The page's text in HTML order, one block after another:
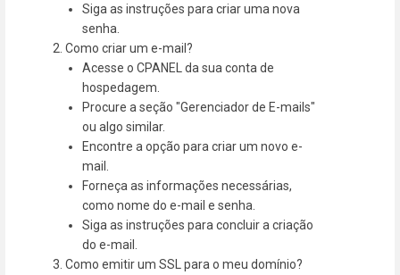
Siga as instruções para criar uma nova
senha.
Como criar um e-mail?
Acesse o CPANEL da sua conta de
hospedagem.
Procure a seção "Gerenciador de E-mails"
ou algo similar.
Encontre a opção para criar um novo e-
mail.
Forneça as informações necessárias,
como nome do e-mail e senha.
Siga as instruções para concluir a criação
do e-mail.
Como emitir um SSL para o meu domínio?